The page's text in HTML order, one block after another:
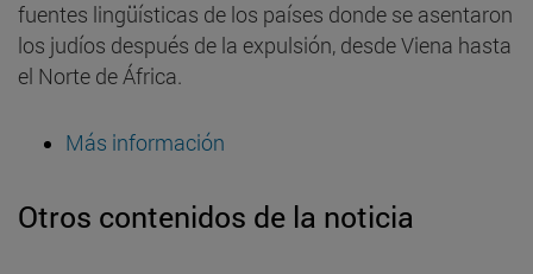
fuentes lingüísticas de los países donde se asentaron
los judíos después de la expulsión, desde Viena hasta
el Norte de África.
Más información
Otros contenidos de la noticia